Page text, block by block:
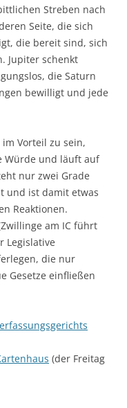
Streben nach
Seite, die sich
die bereit sind, sich
Jupiter schenkt
die Saturn
bewilligt und jede
Vorteil zu sein,
Würde und läuft auf
nur zwei Grade
und ist damit etwas
Reaktionen.
am IC führt
Legislative
die nur
Gesetze einfließen
(der Freitag